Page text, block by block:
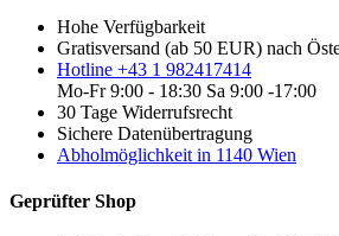
Hohe Verfügbarkeit
Gratisversand (ab 50 EUR) nach
Hotline +43 1 982417414
Mo-Fr 9:00 - 18:30 Sa 9:00 -17:00
30 Tage Widerrufsrecht
Sichere Datenübertragung
Abholmöglichkeit in 1140 Wien
Geprüfter Shop